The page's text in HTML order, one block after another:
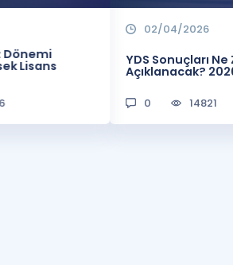
Dönemi
Lisans
02/04/2026
YDS Sonuçları
Açıklanacak?
0 14821